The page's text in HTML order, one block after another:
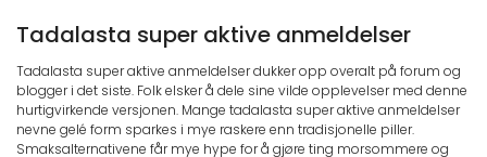
Tadalasta super aktive anmeldelser
Tadalasta super aktive anmeldelser dukker opp overalt på forum og
blogger i det siste. Folk elsker å dele sine vilde opplevelser med denne
hurtigvirkende versjonen. Mange tadalasta super aktive anmeldelser
nevne gelé form sparkes i mye raskere enn tradisjonelle piller.
Smaksalternativene får mye hype for å gjøre ting morsommere og